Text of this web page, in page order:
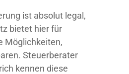
ist absolut legal,
bietet hier für
Möglichkeiten,
Steuerberater
kennen diese